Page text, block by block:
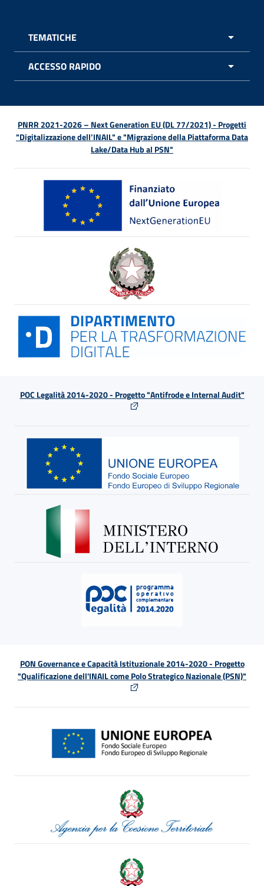
TEMATICHE
ACCESSO RAPIDO
PNRR 2021-2026 – Next Generation EU (DL 77/2021) - Progetti
"Digitalizzazione dell’INAIL" e "Migrazione della Piattaforma Data
Lake/Data Hub al PSN"
POC Legalità 2014-2020 - Progetto "Antifrode e Internal Audit"
PON Governance e Capacità Istituzionale 2014-2020 - Progetto
"Qualificazione dell'INAIL come Polo Strategico Nazionale (PSN)"